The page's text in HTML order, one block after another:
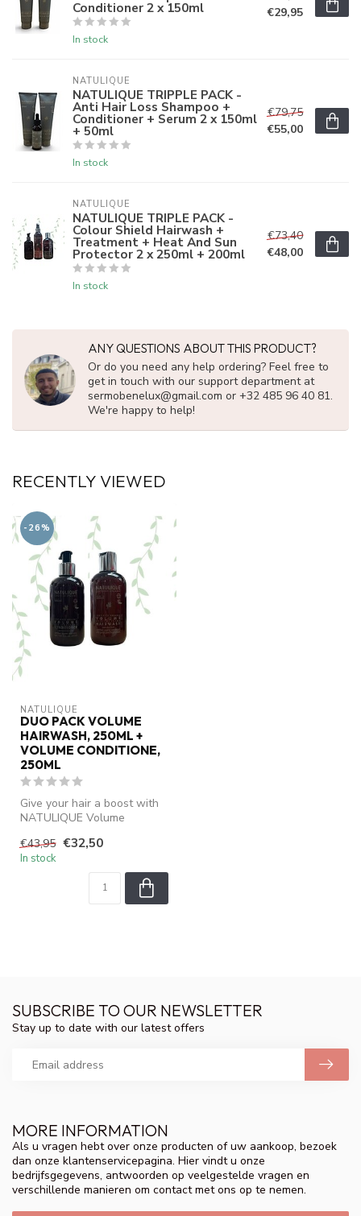
Conditioner 2 x 150ml
In stock
€29,95
NATULIQUE
NATULIQUE TRIPPLE PACK -
Anti Hair Loss Shampoo +
Conditioner + Serum 2 x 150ml
+ 50ml
In stock
€79,75
€55,00
NATULIQUE
NATULIQUE TRIPLE PACK -
Colour Shield Hairwash +
Treatment + Heat And Sun
Protector 2 x 250ml + 200ml
In stock
€73,40
€48,00
ANY QUESTIONS ABOUT THIS PRODUCT?
Or do you need any help ordering? Feel free to
get in touch with our support department at
sermobenelux@gmail.com or +32 485 96 40 81.
We're happy to help!
RECENTLY VIEWED
-26%
NATULIQUE
DUO PACK VOLUME
HAIRWASH, 250ML +
VOLUME CONDITIONE,
250ML
Give your hair a boost with
NATULIQUE Volume
cleansing shamp...
€43,95 €32,50
In stock
MORE INFORMATION
Als u vragen hebt over onze producten of uw aankoop, bezoek
dan onze klantenservicepagina. Hier vindt u onze
bedrijfsgegevens, antwoorden op veelgestelde vragen en
verschillende manieren om contact met ons op te nemen.
SUBSCRIBE TO OUR NEWSLETTER
Stay up to date with our latest offers